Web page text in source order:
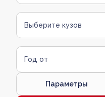
Выберите кузов
Год от
Параметры